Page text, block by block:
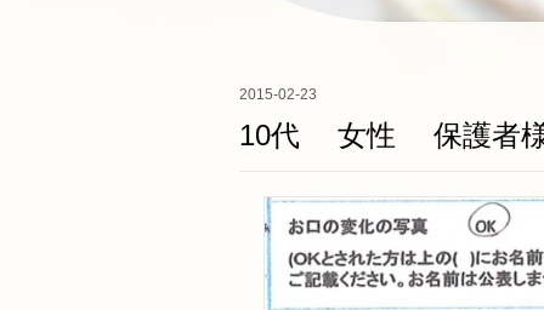
2015-02-23
10代 女性 保護者